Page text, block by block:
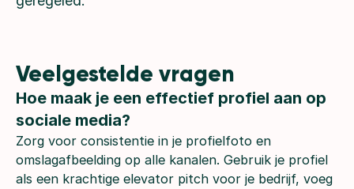
Veelgestelde vragen
Hoe maak je een effectief profiel aan op
sociale media?
Zorg voor consistentie in je profielfoto en
omslagafbeelding op alle kanalen. Gebruik je profiel
als een krachtige elevator pitch voor je bedrijf, voeg